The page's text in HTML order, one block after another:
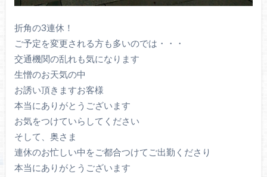
折角の3連休！
ご予定を変更される方も多いのでは・・・
交通機関の乱れも気になります
生憎のお天気の中
お誘い頂きますお客様
本当にありがとうございます
お気をつけていらしてください
そして、奥さま
連休のお忙しい中をご都合つけてご出勤くださり
本当にありがとうございます